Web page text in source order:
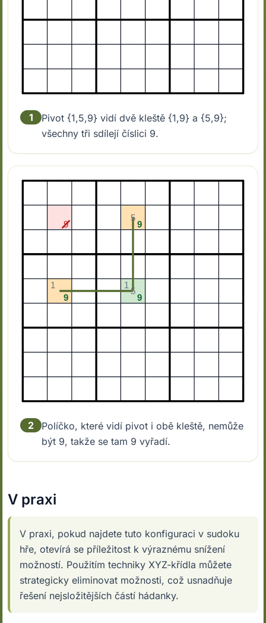
1
Pivot {1,5,9} vidí dvě kleště {1,9} a {5,9};
všechny tři sdílejí číslici 9.
2
Políčko, které vidí pivot i obě kleště, nemůže
být 9, takže se tam 9 vyřadí.
V praxi
V praxi, pokud najdete tuto konfiguraci v sudoku
hře, otevírá se příležitost k výraznému snížení
možností. Použitím techniky XYZ-křídla můžete
strategicky eliminovat možnosti, což usnadňuje
řešení nejsložitějších částí hádanky.